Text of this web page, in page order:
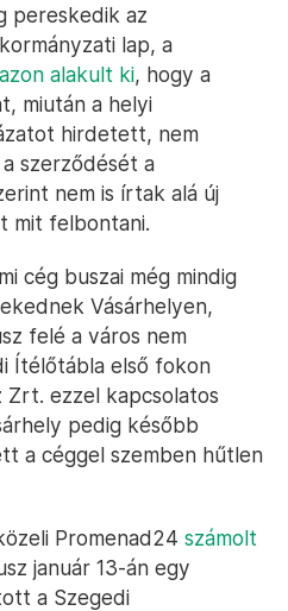
pereskedik az
lap, a
azon alakult ki, hogy a
miután a helyi
hirdetett, nem
szerződését a
nem is írtak alá új
mit felbontani.
cég buszai még mindig
Vásárhelyen,
felé a város nem
Ítélőtábla első fokon
ezzel kapcsolatos
pedig később
a céggel szemben hűtlen
Promenad24 számolt
január 13-án egy
a Szegedi